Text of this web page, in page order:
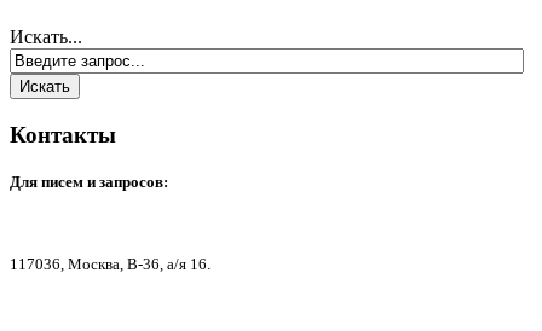
Искать...
Контакты
Для писем и запросов:
117036, Москва, В-36, а/я 16.